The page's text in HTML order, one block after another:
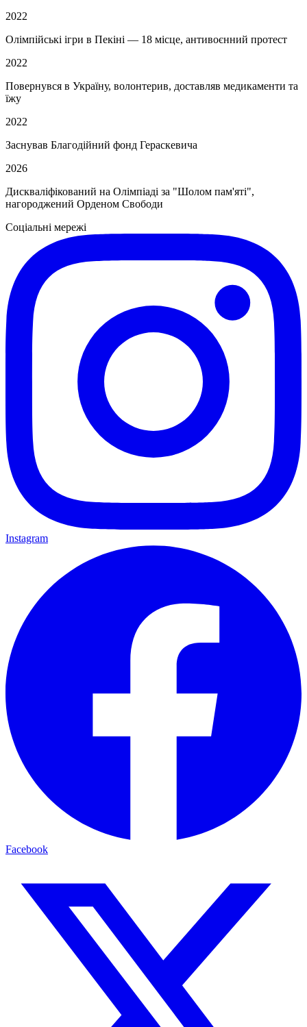
2022
Олімпійські ігри в Пекіні — 18 місце, антивоєнний протест
2022
Повернувся в Україну, волонтерив, доставляв медикаменти та
їжу
2022
Заснував Благодійний фонд Гераскевича
2026
Дискваліфікований на Олімпіаді за "Шолом пам'яті",
нагороджений Орденом Свободи
Соціальні мережі
Instagram
Facebook